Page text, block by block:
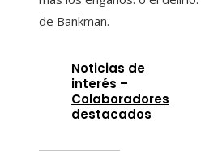
de Bankman.
Noticias de
interés –
Colaboradores
destacados